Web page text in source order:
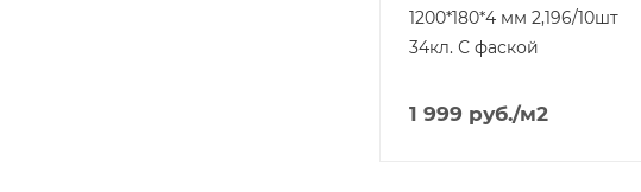
1200*180*4 мм 2,196/10шт
34кл. С фаской
1 999 руб./м2